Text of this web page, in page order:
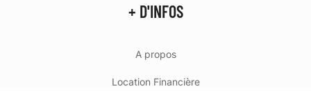
+ D'INFOS
A propos
Location Financière